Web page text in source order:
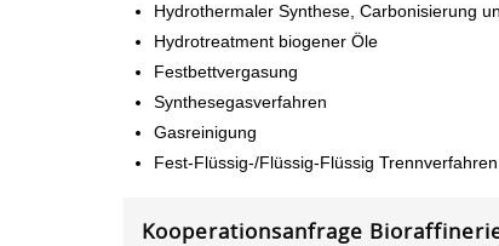
Hydrothermaler Synthese, Carbonisierung
Hydrotreatment biogener Öle
Festbettvergasung
Synthesegasverfahren
Gasreinigung
Fest-Flüssig-/Flüssig-Flüssig
Kooperationsanfrage